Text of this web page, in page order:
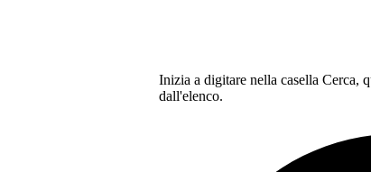
Inizia a digitare nella casella Cerca,
dall'elenco.